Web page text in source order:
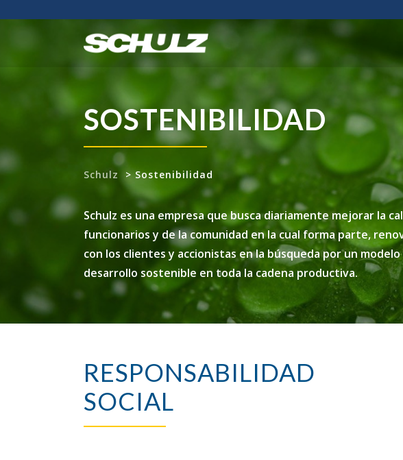
SOSTENIBILIDAD
Schulz >Sostenibilidad
Schulz es una empresa que busca diariamente mejorar la
funcionarios y de la comunidad en la cual forma parte,
con los clientes y accionistas en la búsqueda por un
desarrollo sostenible en toda la cadena productiva.
RESPONSABILIDAD
SOCIAL